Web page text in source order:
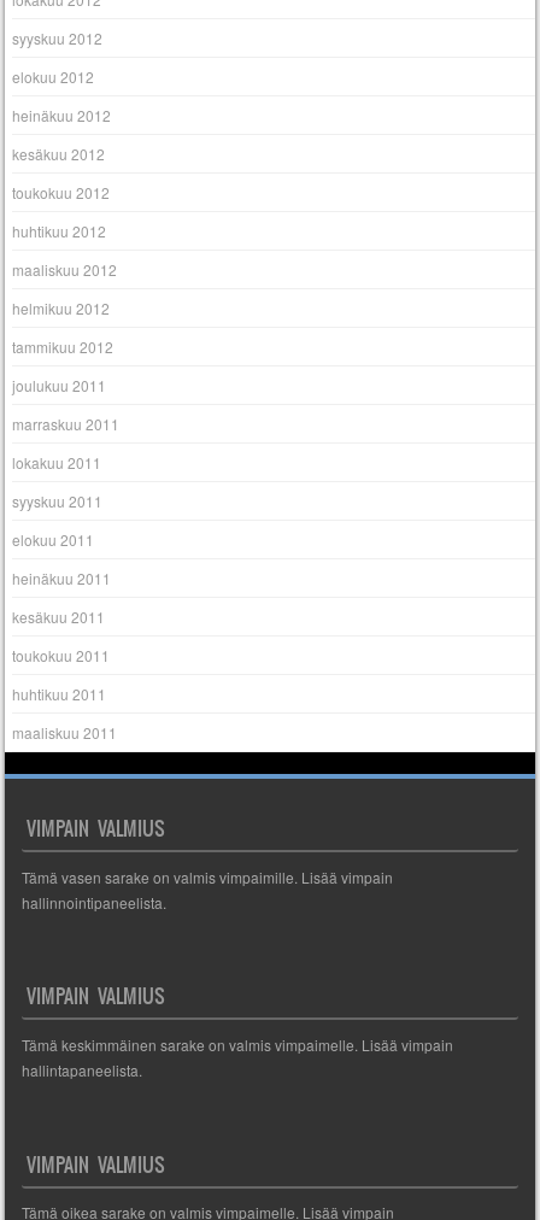
syyskuu 2012
elokuu 2012
heinäkuu 2012
kesäkuu 2012
toukokuu 2012
huhtikuu 2012
maaliskuu 2012
helmikuu 2012
tammikuu 2012
joulukuu 2011
marraskuu 2011
lokakuu 2011
syyskuu 2011
elokuu 2011
heinäkuu 2011
kesäkuu 2011
toukokuu 2011
huhtikuu 2011
maaliskuu 2011
VIMPAIN VALMIUS
Tämä vasen sarake on valmis vimpaimille. Lisää vimpain
hallinnointipaneelista.
VIMPAIN VALMIUS
Tämä keskimmäinen sarake on valmis vimpaimelle. Lisää vimpain
hallintapaneelista.
VIMPAIN VALMIUS
Tämä oikea sarake on valmis vimpaimelle. Lisää vimpain